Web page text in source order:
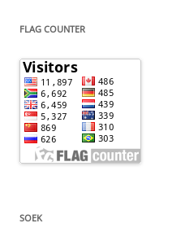
FLAG COUNTER
SOEK